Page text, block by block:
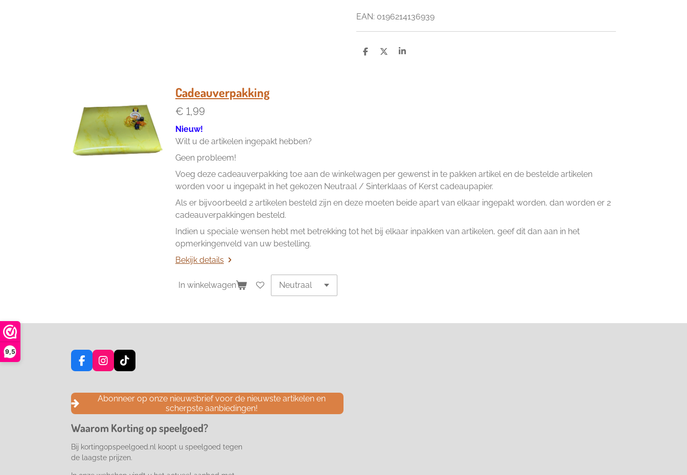
9,5
EAN: 0196214136939
D
D
S
Cadeauverpakking
€ 1,99
Nieuw!
Wilt u de artikelen ingepakt hebben?
Geen probleem!
Voeg deze cadeauverpakking toe aan de winkelwagen per gewenst in te pakken artikel en de bestelde artikelen
worden voor u ingepakt in het gekozen Neutraal / Sinterklaas of Kerst cadeaupapier.
Als er bijvoorbeeld 2 artikelen besteld zijn en deze moeten beide apart van elkaar ingepakt worden, dan worden er 2
cadeauverpakkingen besteld.
Indien u speciale wensen hebt met betrekking tot het bij elkaar inpakken van artikelen, geef dit dan aan in het
opmerkingenveld van uw bestelling.
Bekijk details
In winkelwagen
F
a
e
o
k
I
n
t
a
g
a
T
i
T
o
k
Abonneer op onze nieuwsbrief voor de nieuwste artikelen en
scherpste aanbiedingen!
Waarom Korting op speelgoed?
Bij kortingopspeelgoed.nl koopt u speelgoed tegen
de laagste prijzen.